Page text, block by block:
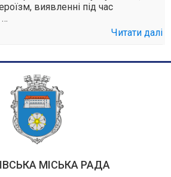
виявленні під час
…
Читати далі
МІСЬКА РАДА